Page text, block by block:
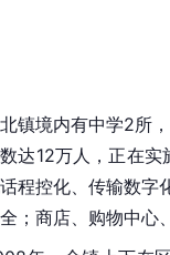
镇境内有中学2所
达12万人，正在
程控化、传输数字
；商店、购物中心